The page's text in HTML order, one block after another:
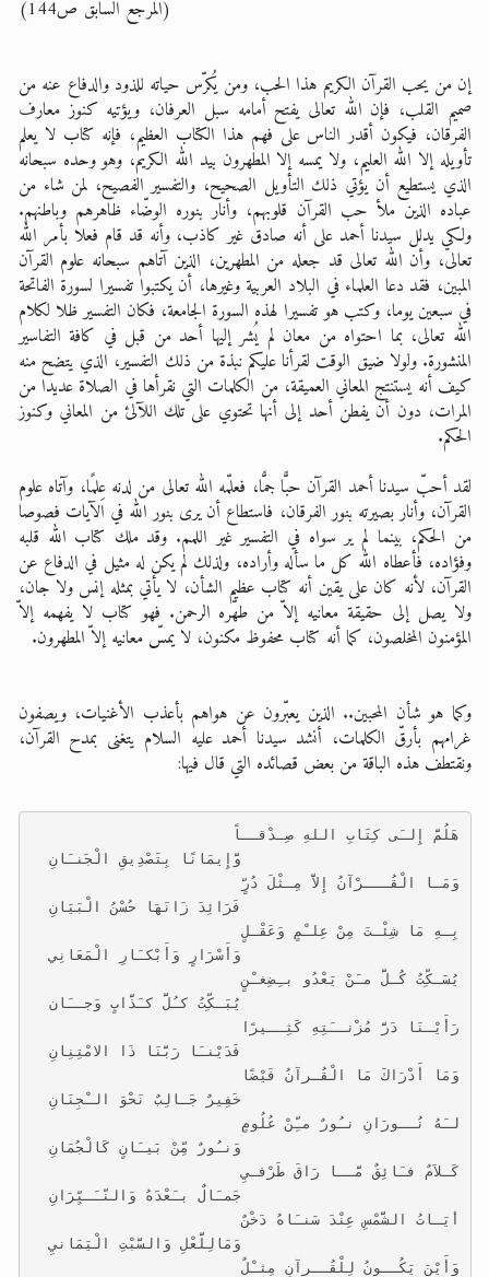
(المرجع السابق ص144)
إن من يحب القرآن الكريم هذا الحب، ومن يُكرّس حياته للذود والدفاع عنه من
صميم القلب، فإن الله تعالى يفتح أمامه سبل العرفان، ويؤتيه كنوز معارف
الفرقان، فيكون أقدر الناس على فهم هذا الكتاب العظيم، فإنه كتاب لا يعلم
تأويله إلا الله العليم، ولا يمسه إلا المطهرون بيد الله الكريم، وهو وحده سبحانه
الذي يستطيع أن يؤتي ذلك التأويل الصحيح، والتفسير الفصيح، لمن شاء من
عباده الذين ملأ حب القرآن قلوبهم، وأنار بنوره الوضّاء ظاهرهم وباطنهم.
ولكي يدلل سيدنا أحمد على أنه صادق غير كاذب، وأنه قد قام فعلا بأمر الله
تعالى، وأن الله تعالى قد جعله من المطهرين، الذين آتاهم سبحانه علوم القرآن
المبين، فقد دعا العلماء في البلاد العربية وغيرها، أن يكتبوا تفسيرا لسورة الفاتحة
في سبعين يوما، وكتب هو تفسيرا لهذه السورة الجامعة، فكان التفسير ظلا لكلام
الله تعالى، بما احتواه من معان لم يُشر إليها أحد من قبل في كافة التفاسير
المنشورة. ولولا ضيق الوقت لقرأنا عليكم نبذة من ذلك التفسير، الذي يتضح منه
كيف أنه يستنتج المعاني العميقة، من الكلمات التي نقرأها في الصلاة عديدا من
المرات، دون أن يفطن أحد إلى أنها تحتوي على تلك اللآلئ من المعاني وكنوز
الحكم.
لقد أحبّ سيدنا أحمد القرآن حبًّا جمًّا، فعلّمه الله تعالى من لدنه عِلمًا، وآتاه علوم
القرآن، وأنار بصيرته بنور الفرقان، فاستطاع أن يرى بنور الله في الآيات فصوصا
من الحكم، بينما لم ير سواه في التفسير غير اللمم. وقد ملك كتاب الله قلبه
وفؤاده، فأعطاه الله كل ما سأله وأراده، ولذلك لم يكن له مثيل في الدفاع عن
القرآن، لأنه كان على يقين أنه كتاب عظيم الشأن، لا يأتي بمثله إنس ولا جان،
ولا يصل إلى حقيقة معانيه إلاّ من طهّره الرحمن. فهو كتاب لا يفهمه إلاّ
المؤمنون المخلصون، كما أنه كتاب محفوظ مكنون، لا يمسّ معانيه إلاّ المطهرون.
وكما هو شأن المحبين.. الذين يعبّرون عن هواهم بأعذب الأغنيات، ويصفون
غرامهم بأرقّ الكلمات، أنشد سيدنا أحمد عليه السلام يتغنى بمدح القرآن،
ونقتطف هذه الباقة من بعض قصائده التي قال فيها:
هَلُمَّ إِلـَى كِتَابِ اللهِ صِـدْقــاً
                         وَّإِيمَانًا بِتَصْدِيقِ الْجَنـَانِ
وَمَـا الْقُـــرْآنُ إِلاَّ مِـثْلَ دُرٍّ
                         فَرَائِدَ زَانَهَا حُسْنُ الْبَيَانِ
بِـهِ مَا شِئْـتَ مِنْ عِلـْمٍ وَعَقْـلٍ
                         وَأَسْرَارٍ وَأَبْكـَارِ الْمَعَانِي
يُسَـكِّتُ كُـلَّ مـَنْ يَعْدُو بـِضِغـْنٍ
                         يُبَـكِّتُ كـُلَّ كـَذَّابٍ وَجــَان
رَأَيْـنَا دَرَّ مُزْنــَتِهِ كَثِــيرًا
                         فَدَيْنـَا رَبَّنَا ذَا الامْتِنِانِ
وَمَا أَدْرَاكَ مَا الْقُـرآنُ فَيْضًا
                         خَفِيرٌ جَـالِبٌ نَحْوَ الـْجِنَانِ
لـَهُ نُــورَانِ نـُورٌ مـِّنْ عُلُومٍ
                         وَنـُورٌ مِّنْ بَيـَانٍ كَالْجُمَانِ
كَـلاَمٌ فـَائِقٌ مَّــا رَاقَ طَرْفـيِ
                         جَمـَالٌ بـَعْدَهُ وَالنّـَـيِّرَانِ
أيَـاتُ الشَّمْسِ عِنْدَ سَنـَاهُ دَخْنٌ
                         وَمَالِلَّعْلِ وَالسَّبْتِ الْيَمَانيِ
وَأَيْنَ يَكُــونُ لِلْقُــرآنِ مِثـْلٌ